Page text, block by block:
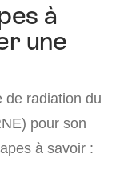
à
une
de radiation du
pour son
à savoir :